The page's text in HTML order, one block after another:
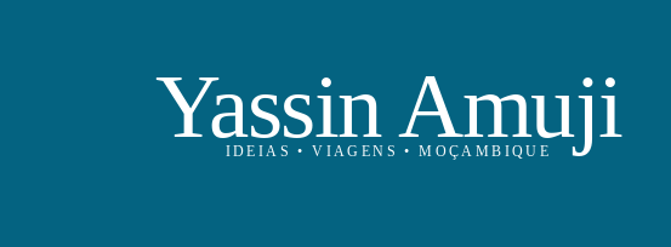
Yassin Amuji
IDEIAS • VIAGENS • MOÇAMBIQUE